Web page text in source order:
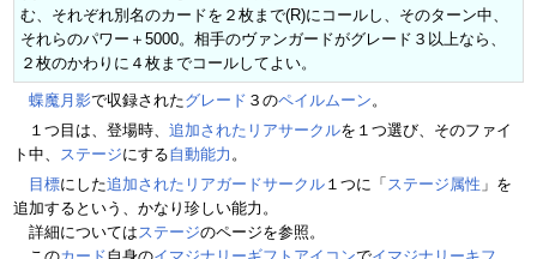
む、それぞれ別名のカードを２枚まで(R)にコールし、そのターン中、
それらのパワー＋5000。相手のヴァンガードがグレード３以上なら、
２枚のかわりに４枚までコールしてよい。
蝶魔月影で収録されたグレード ３のペイルムーン。
１つ目は、登場時、 追加されたリアサークルを１つ選び、そのファイ
ト中、 ステージにする自動能力 。
目標にした追加されたリアガードサークル １つに「 ステージ属性 」を
追加するという、かなり珍しい能力。
詳細についてはステージのページを参照。